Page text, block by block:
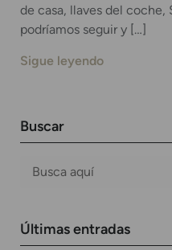
de casa, llaves del
podríamos seguir y […]
Sigue leyendo
Buscar
Últimas entradas